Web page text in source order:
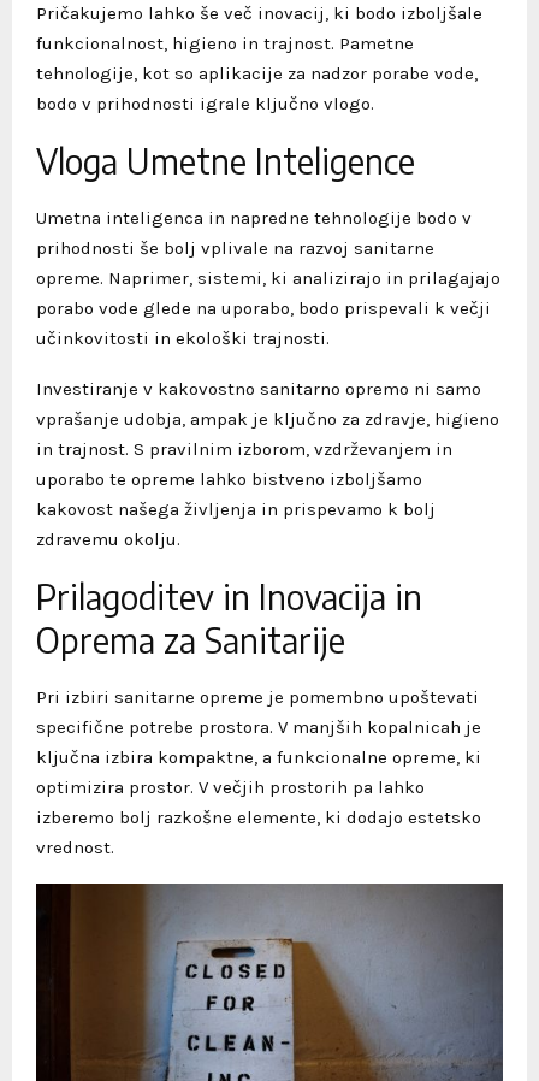
Pričakujemo lahko še več inovacij, ki bodo izboljšale
funkcionalnost, higieno in trajnost. Pametne
tehnologije, kot so aplikacije za nadzor porabe vode,
bodo v prihodnosti igrale ključno vlogo.
Vloga Umetne Inteligence
Umetna inteligenca in napredne tehnologije bodo v
prihodnosti še bolj vplivale na razvoj sanitarne
opreme. Naprimer, sistemi, ki analizirajo in prilagajajo
porabo vode glede na uporabo, bodo prispevali k večji
učinkovitosti in ekološki trajnosti.
Investiranje v kakovostno sanitarno opremo ni samo
vprašanje udobja, ampak je ključno za zdravje, higieno
in trajnost. S pravilnim izborom, vzdrževanjem in
uporabo te opreme lahko bistveno izboljšamo
kakovost našega življenja in prispevamo k bolj
zdravemu okolju.
Prilagoditev in Inovacija in
Oprema za Sanitarije
Pri izbiri sanitarne opreme je pomembno upoštevati
specifične potrebe prostora. V manjših kopalnicah je
ključna izbira kompaktne, a funkcionalne opreme, ki
optimizira prostor. V večjih prostorih pa lahko
izberemo bolj razkošne elemente, ki dodajo estetsko
vrednost.